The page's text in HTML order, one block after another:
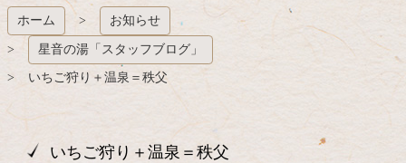
ホーム お知らせ
星音の湯「スタッフブログ」
いちご狩り＋温泉＝秩父
いちご狩り＋温泉＝秩父